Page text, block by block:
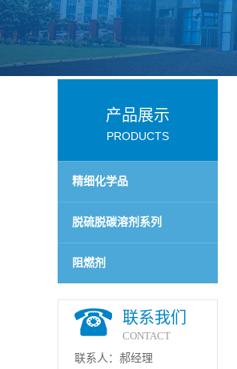
司
产品展示
PRODUCTS
精细化学品
脱硫脱碳溶剂系列
阻燃剂
联系我们
CONTACT
联系人：郝经理